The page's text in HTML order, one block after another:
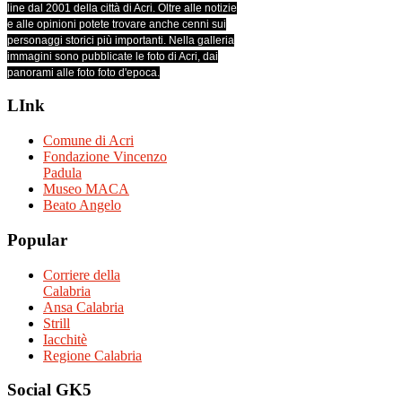
line dal 2001 della città di Acri. Oltre alle notizie
e alle opinioni potete trovare anche cenni sui
personaggi storici più importanti. Nella galleria
immagini sono pubblicate le foto di Acri, dai
panorami alle foto foto d'epoca.
LInk
Comune di Acri
Fondazione Vincenzo
Padula
Museo MACA
Beato Angelo
Popular
Corriere della
Calabria
Ansa Calabria
Strill
Iacchitè
Regione Calabria
Social GK5